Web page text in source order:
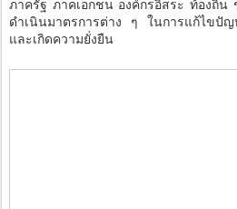
ดำเนินมาตรการต่าง ๆ ในการแก้ไขปัญ
และเกิดความยั่งยืน